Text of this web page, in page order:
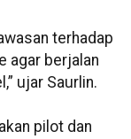
terhadap
agar berjalan
ujar Saurlin.
pilot dan